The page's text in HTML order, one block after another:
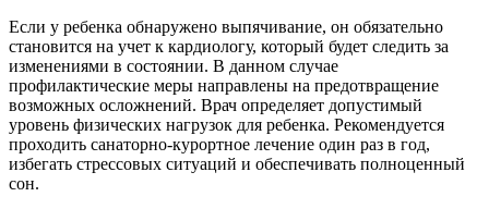
Если у ребенка обнаружено выпячивание, он обязательно
становится на учет к кардиологу, который будет следить за
изменениями в состоянии. В данном случае
профилактические меры направлены на предотвращение
возможных осложнений. Врач определяет допустимый
уровень физических нагрузок для ребенка. Рекомендуется
проходить санаторно-курортное лечение один раз в год,
избегать стрессовых ситуаций и обеспечивать полноценный
сон.